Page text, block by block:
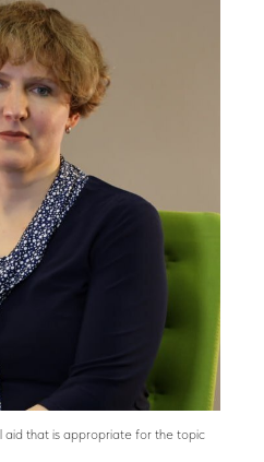
aid that is appropriate for the topic